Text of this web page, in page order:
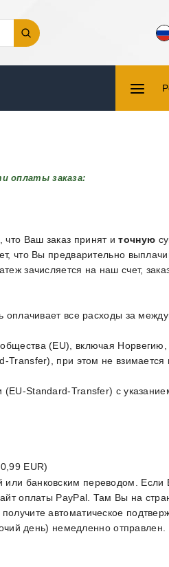
оплаты заказа:
Ваш заказ принят иточную
что Вы предварительно
зачисляется на наш счет,
оплачивает все расходы за
(EU), включая
при этом не взимается
Standard-Transfer) с
EUR)
или банковским переводом.
оплаты PayPal. Там Вы на
автоматическое
день) немедленно отправлен.